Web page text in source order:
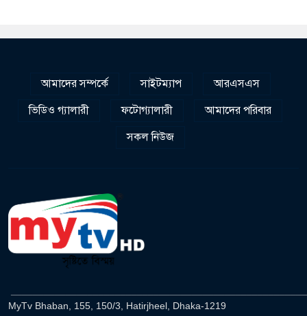
আমাদের সম্পর্কে সাইটম্যাপ
আরএসএস
ভিডিও গ্যালারী
ফটোগ্যালারী
আমাদের পরিবার
সকল নিউজ
MyTv Bhaban, 155, 150/3, Hatirjheel, Dhaka-1219